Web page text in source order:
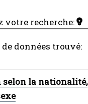
votre recherche:
de données trouvé:
selon la nationalité,